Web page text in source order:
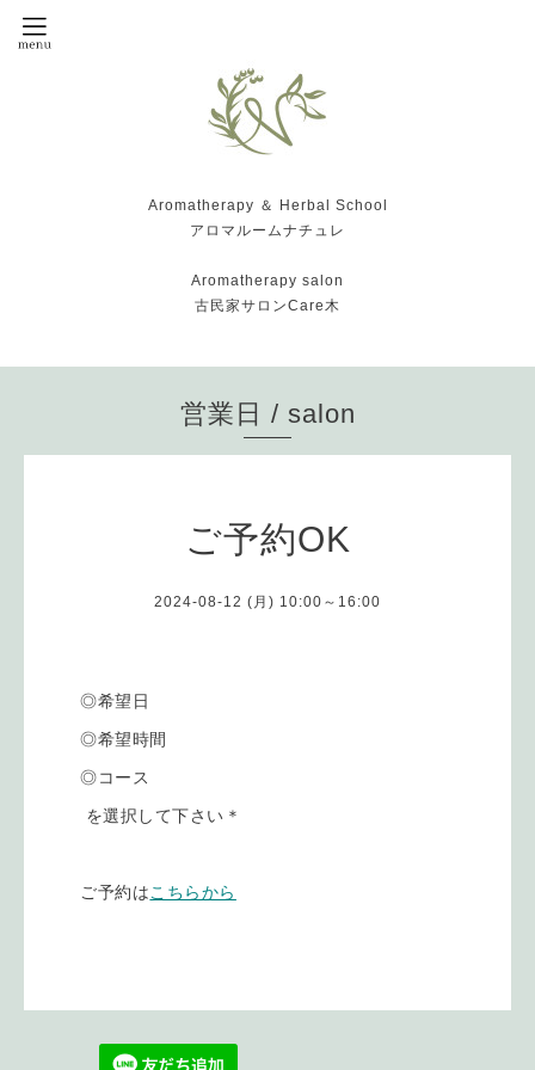
Aromatherapy ＆ Herbal School
アロマルームナチュレ
Aromatherapy salon
古民家サロンCare木
営業日 / salon
ご予約OK
2024-08-12 (月) 10:00～16:00
◎希望日
◎希望時間
◎コース
を選択して下さい＊
ご予約はこちらから